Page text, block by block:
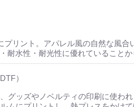
プリント。アパレル風の自然な風合
耐水性・耐光性に優れていること
）
グッズやノベルティの印刷に使われ